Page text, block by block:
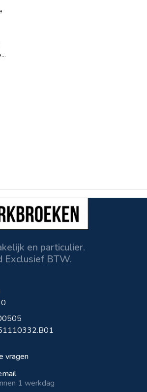
en particulier.
Exclusief BTW.
vragen
1 werkdag